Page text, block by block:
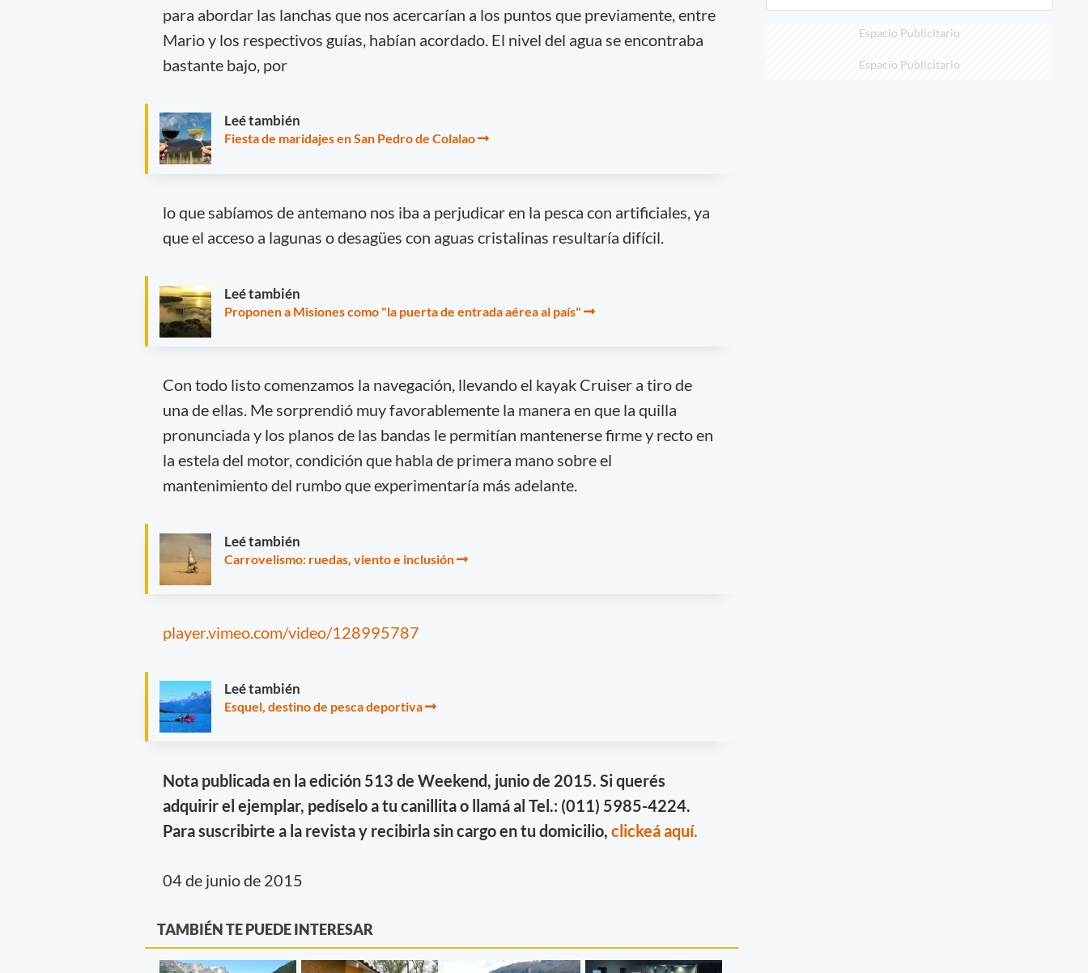
para abordar las lanchas que nos acercarían a los puntos que previamente, entre
Mario y los respectivos guías, habían acordado. El nivel del agua se encontraba
bastante bajo, por
Leé también
Fiesta de maridajes en San Pedro de Colalao
lo que sabíamos de antemano nos iba a perjudicar en la pesca con artificiales, ya
que el acceso a lagunas o desagües con aguas cristalinas resultaría difícil.
Leé también
Proponen a Misiones como "la puerta de entrada aérea al país"
Con todo listo comenzamos la navegación, llevando el kayak Cruiser a tiro de
una de ellas. Me sorprendió muy favorablemente la manera en que la quilla
pronunciada y los planos de las bandas le permitían mantenerse firme y recto en
la estela del motor, condición que habla de primera mano sobre el
mantenimiento del rumbo que experimentaría más adelante.
Leé también
Carrovelismo: ruedas, viento e inclusión
player.vimeo.com/video/128995787
Leé también
Esquel, destino de pesca deportiva
Nota publicada en la edición 513 de Weekend, junio de 2015. Si querés
adquirir el ejemplar, pedíselo a tu canillita o llamá al Tel.: (011) 5985-4224.
Para suscribirte a la revista y recibirla sin cargo en tu domicilio, clickeá aquí.
04 de junio de 2015
TAMBIÉN TE PUEDE INTERESAR
Espacio Publicitario
Espacio Publicitario